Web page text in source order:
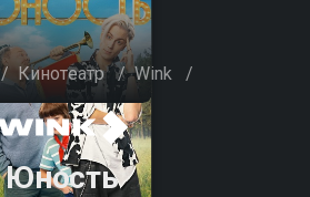
/ Кинотеатр / Wink /
Юность